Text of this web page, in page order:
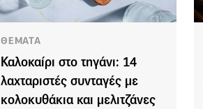
ΘΕΜΑΤΑ
Καλοκαίρι στο τηγάνι: 14
λαχταριστές συνταγές με
κολοκυθάκια και μελιτζάνες